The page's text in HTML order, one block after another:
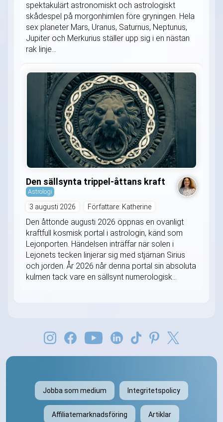
spektakulärt astronomiskt och astrologiskt
skådespel på morgonhimlen före gryningen. Hela
sex planeter Mars, Uranus, Saturnus, Neptunus,
Jupiter och Merkurius ställer upp sig i en nästan
rak linje...
Den sällsynta trippel-åttans kraft
Astrologi
3 augusti 2026 Författare: Katherine
Den åttonde augusti 2026 öppnas en ovanligt
kraftfull kosmisk portal i astrologin, känd som
Lejonporten. Händelsen inträffar när solen i
Lejonets tecken linjerar sig med stjärnan Sirius
och jorden. År 2026 når denna portal sin absoluta
kulmen tack vare en sällsynt numerologisk...
Jobba som medium Integritetspolicy
Affiliatemarknadsföring Artiklar